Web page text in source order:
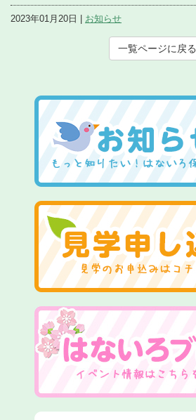
2023年01月20日 | お知らせ
一覧ページに戻る